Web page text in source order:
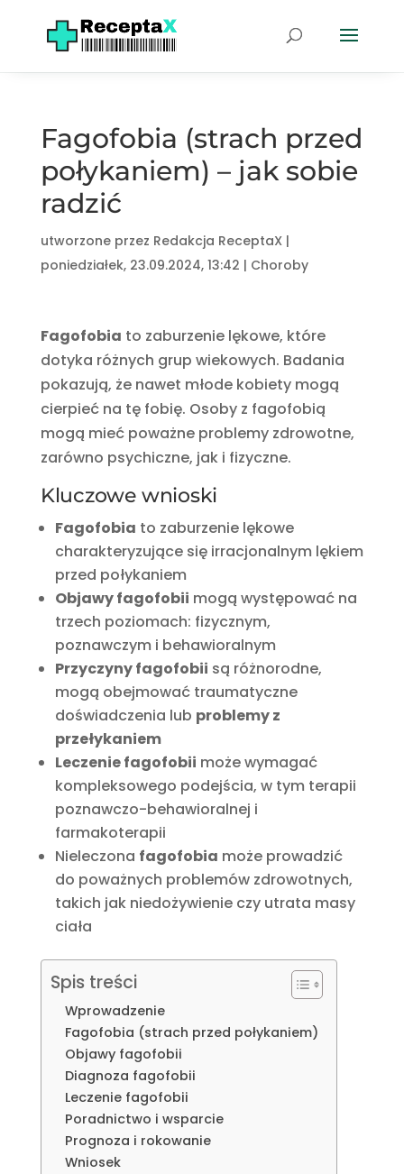
Fagofobia (strach przed
połykaniem) – jak sobie
radzić
utworzone przez Redakcja ReceptaX|
poniedziałek, 23.09.2024, 13:42 | Choroby
Fagofobia to zaburzenie lękowe, które
dotyka różnych grup wiekowych. Badania
pokazują, że nawet młode kobiety mogą
cierpieć na tę fobię. Osoby z fagofobią
mogą mieć poważne problemy zdrowotne,
zarówno psychiczne, jak i fizyczne.
Kluczowe wnioski
Fagofobia to zaburzenie lękowe
charakteryzujące się irracjonalnym lękiem
przed połykaniem
Objawy fagofobii mogą występować na
trzech poziomach: fizycznym,
poznawczym i behawioralnym
Przyczyny fagofobii są różnorodne,
mogą obejmować traumatyczne
doświadczenia lub problemy z
przełykaniem
Leczenie fagofobii może wymagać
kompleksowego podejścia, w tym terapii
poznawczo-behawioralnej i
farmakoterapii
Nieleczona fagofobia może prowadzić
do poważnych problemów zdrowotnych,
takich jak niedożywienie czy utrata masy
ciała
Spis treści
Wprowadzenie
Fagofobia (strach przed połykaniem)
Objawy fagofobii
Diagnoza fagofobii
Leczenie fagofobii
Poradnictwo i wsparcie
Prognoza i rokowanie
Wniosek